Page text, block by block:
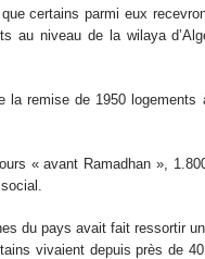
certains parmi eux
au niveau de la wilaya
la remise de 1950 logements
« avant Ramadhan »,
du pays avait fait ressortir
vivaient depuis près de